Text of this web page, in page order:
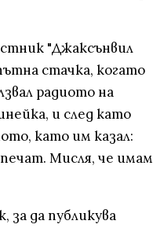
"Джаксънвил
стачка, когато
радиото на
и след като
като им казал:
Мисля, че имам
за да публикува